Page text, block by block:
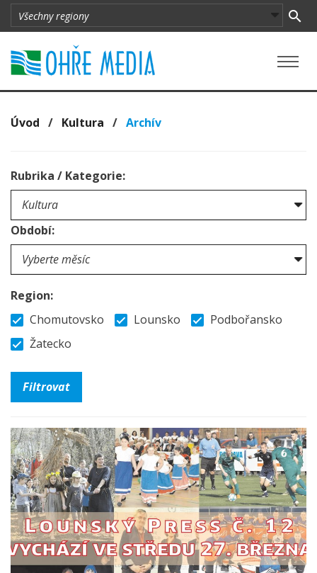
Úvod / Kultura / Archív
Rubrika / Kategorie:
Období:
Region:
Chomutovsko
Lounsko
Podbořansko
Žatecko